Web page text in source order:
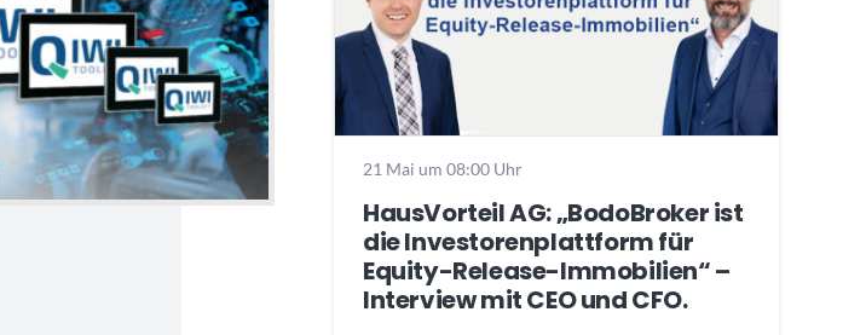
21 Mai um 08:00 Uhr
HausVorteil AG: „BodoBroker ist
die Investorenplattform für
Equity-Release-Immobilien“ –
Interview mit CEO und CFO.